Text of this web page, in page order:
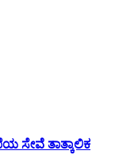
ಸೇವೆ ತಾತ್ಕಾಲಿಕ